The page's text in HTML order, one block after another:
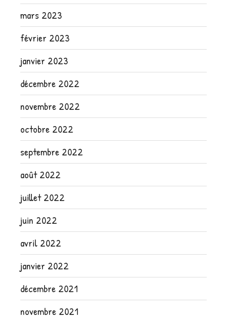
mars 2023
février 2023
janvier 2023
décembre 2022
novembre 2022
octobre 2022
septembre 2022
août 2022
juillet 2022
juin 2022
avril 2022
janvier 2022
décembre 2021
novembre 2021